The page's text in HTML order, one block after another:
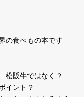
の食べもの本です
阪牛ではなく？
イント？